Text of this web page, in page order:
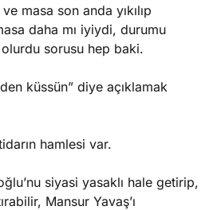
masa son anda yıkılıp
daha mı iyiydi, durumu
sorusu hep baki.
küssün” diye açıklamak
hamlesi var.
siyasi yasaklı hale getirip,
Mansur Yavaş’ı